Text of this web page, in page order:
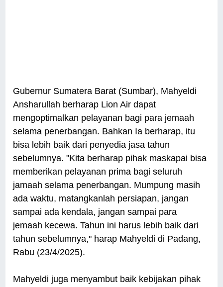
Gubernur Sumatera Barat (Sumbar), Mahyeldi
Ansharullah berharap Lion Air dapat
mengoptimalkan pelayanan bagi para jemaah
selama penerbangan. Bahkan Ia berharap, itu
bisa lebih baik dari penyedia jasa tahun
sebelumnya. "Kita berharap pihak maskapai bisa
memberikan pelayanan prima bagi seluruh
jamaah selama penerbangan. Mumpung masih
ada waktu, matangkanlah persiapan, jangan
sampai ada kendala, jangan sampai para
jemaah kecewa. Tahun ini harus lebih baik dari
tahun sebelumnya," harap Mahyeldi di Padang,
Rabu (23/4/2025).
Mahyeldi juga menyambut baik kebijakan pihak